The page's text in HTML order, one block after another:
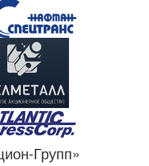
Групп»